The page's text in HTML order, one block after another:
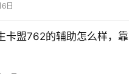
日
卡盟762的辅助怎么样，靠